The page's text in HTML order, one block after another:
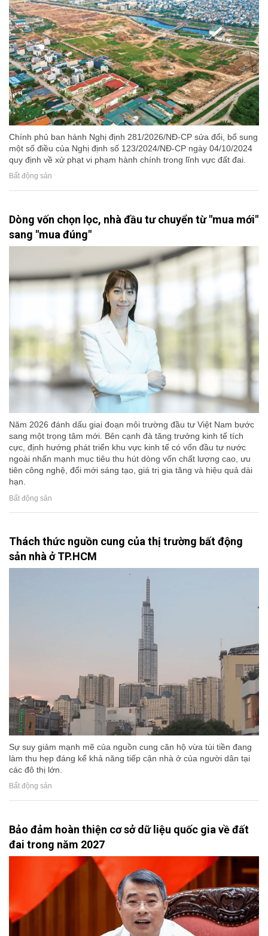
Chính phủ ban hành Nghị định 281/2026/NĐ-CP sửa đổi, bổ sung
một số điều của Nghị định số 123/2024/NĐ-CP ngày 04/10/2024
quy định về xử phạt vi phạm hành chính trong lĩnh vực đất đai.
Bất động sản
Dòng vốn chọn lọc, nhà đầu tư chuyển từ "mua mới"
sang "mua đúng"
Năm 2026 đánh dấu giai đoạn môi trường đầu tư Việt Nam bước
sang một trọng tâm mới. Bên cạnh đà tăng trưởng kinh tế tích
cực, định hướng phát triển khu vực kinh tế có vốn đầu tư nước
ngoài nhấn mạnh mục tiêu thu hút dòng vốn chất lượng cao, ưu
tiên công nghệ, đổi mới sáng tạo, giá trị gia tăng và hiệu quả dài
hạn.
Bất động sản
Thách thức nguồn cung của thị trường bất động
sản nhà ở TP.HCM
Sự suy giảm mạnh mẽ của nguồn cung căn hộ vừa túi tiền đang
làm thu hẹp đáng kể khả năng tiếp cận nhà ở của người dân tại
các đô thị lớn.
Bất động sản
Bảo đảm hoàn thiện cơ sở dữ liệu quốc gia về đất
đai trong năm 2027